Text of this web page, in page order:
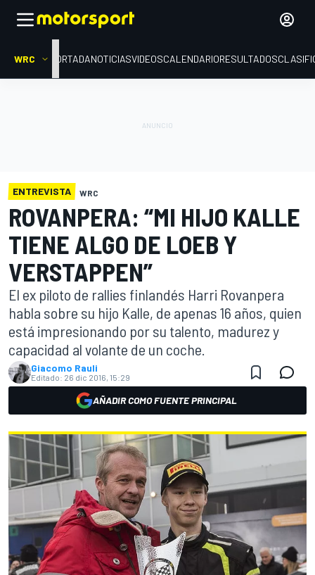
WRC PORTADANOTICIASVIDEOSCALENDARIORESULTADOS
ENTREVISTA WRC
ROVANPERA: “MI HIJO KALLE
TIENE ALGO DE LOEB Y
VERSTAPPEN”
El ex piloto de rallies finlandés Harri Rovanpera
habla sobre su hijo Kalle, de apenas 16 años, quien
está impresionando por su talento, madurez y
capacidad al volante de un coche.
Giacomo Rauli
Editado: 26 dic 2016, 15:29
AÑADIR COMO FUENTE PRINCIPAL